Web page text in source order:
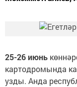
25-26 июнь
картодромында
узды. Анда